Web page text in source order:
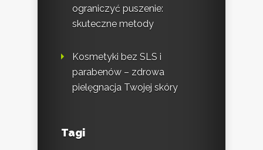
ograniczyć puszenie:
skuteczne metody
Kosmetyki bez SLS i
parabenów – zdrowa
pielęgnacja Twojej skóry
Tagi